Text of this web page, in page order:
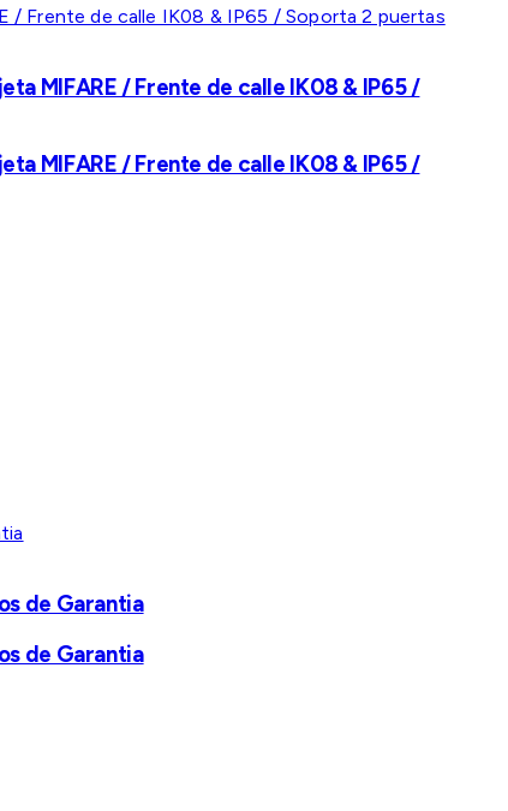
MIFARE / Frente de calle IK08 & IP65 /
MIFARE / Frente de calle IK08 & IP65 /
de Garantia
de Garantia